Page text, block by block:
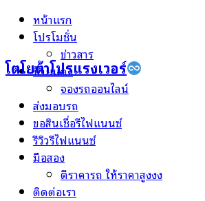
Skip
โตโยต้าโปรแรงเวอร์
หน้าแรก
โปรโมชั่น
ข่าวสาร
ป้ายแดง
จองรถออนไลน์
ส่งมอบรถ
ขอสินเชื่อรีไฟแนนซ์
รีวิวรีไฟแนนซ์
มือสอง
ตีราคารถ ให้ราคาสูงงง
ติดต่อเรา